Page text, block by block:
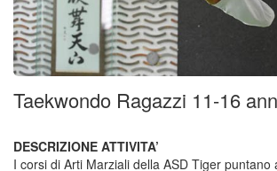
Taekwondo Ragazzi 11-16
DESCRIZIONE ATTIVITA’
I corsi di Arti Marziali della ASD Tiger puntano